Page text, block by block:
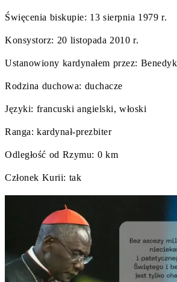
Święcenia biskupie: 13 sierpnia 1979 r.
Konsystorz: 20 listopada 2010 r.
Ustanowiony kardynałem przez:
Rodzina duchowa: duchacze
Języki: francuski angielski, włoski
Ranga: kardynał-prezbiter
Odległość od Rzymu: 0 km
Członek Kurii: tak